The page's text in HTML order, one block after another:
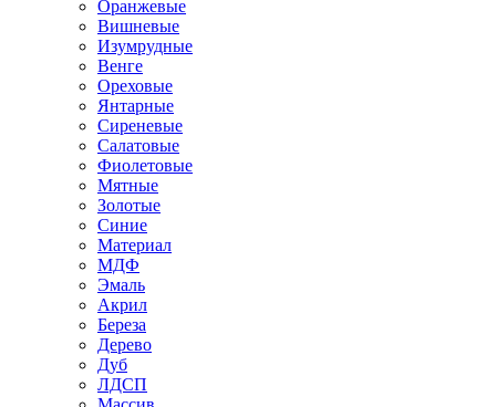
Оранжевые
Вишневые
Изумрудные
Венге
Ореховые
Янтарные
Сиреневые
Салатовые
Фиолетовые
Мятные
Золотые
Синие
Материал
МДФ
Эмаль
Акрил
Береза
Дерево
Дуб
ЛДСП